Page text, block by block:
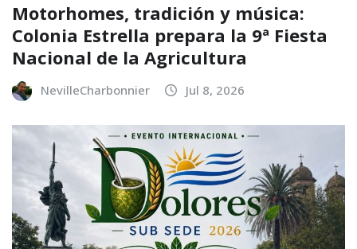
Motorhomes, tradición y música:
Colonia Estrella prepara la 9ª Fiesta
Nacional de la Agricultura
NevilleCharbonnier Jul 8, 2026